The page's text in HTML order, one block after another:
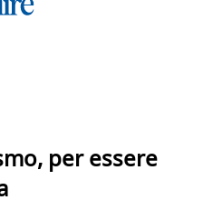
per essere